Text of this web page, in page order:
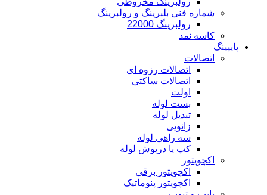
شماره فنی بلبرینگ و رولبرینگ
رولبرینگ 22000
کاسه نمد
پایپینگ
اتصالات
اتصالات رزوه ای
اتصالات ساکتی
اولت
بست لوله
تبدیل لوله
زانویی
سه راهی لوله
کپ یا درپوش لوله
اکچویتور
اکچویتور برقی
اکچویتور پنوماتیک